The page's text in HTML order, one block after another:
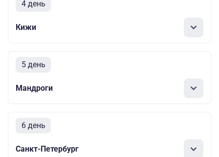
4 день
Кижи
5 день
Мандроги
6 день
Санкт-Петербург